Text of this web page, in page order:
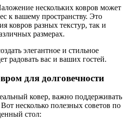
нескольких ковров может
к вашему пространству. Это
ковров разных текстур, так и
размерах.
элегантное и стильное
радовать вас и ваших гостей.
для долговечности
ковер, важно поддерживать
несколько полезных советов по
стол: